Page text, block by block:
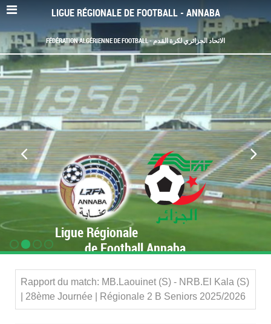
LIGUE RÉGIONALE DE FOOTBALL - ANNABA
FÉDÉRATION ALGÉRIENNE DE FOOTBALL - الاتحاد الجزائري لكرة القدم
Ligue Régionale
de Football Annaba
Rapport du match: MB.Laouinet (S) - NRB.El Kala (S)
| 28ème Journée | Régionale 2 B Seniors 2025/2026